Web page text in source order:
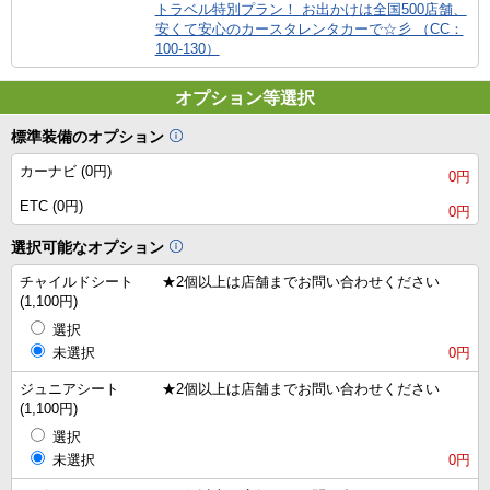
トラベル特別プラン！ お出かけは全国500店舗、
安くて安心のカースタレンタカーで☆彡 （CC：
100-130）
オプション等選択
標準装備のオプション
カーナビ (0円)
0円
ETC (0円)
0円
選択可能なオプション
チャイルドシート ★2個以上は店舗までお問い合わせください
(1,100円)
選択
未選択
0円
ジュニアシート ★2個以上は店舗までお問い合わせください
(1,100円)
選択
未選択
0円